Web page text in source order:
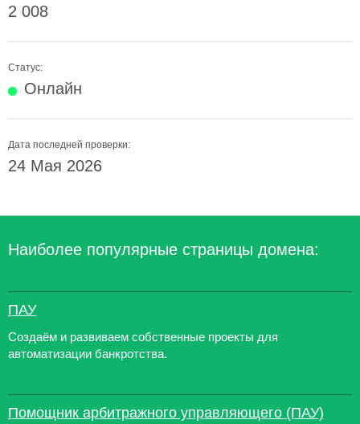
2 008
Статус:
Онлайн
Дата последней проверки:
24 Мая 2026
Наиболее популярные страницы домена:
ПАУ
Создаём и развиваем собственные проекты для
автоматизации банкротства.
Помощник арбитражного управляющего (ПАУ)